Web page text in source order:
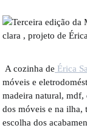
A cozinha de Érica
móveis e
madeira natural, mdf,
dos móveis e na ilha,
escolha dos